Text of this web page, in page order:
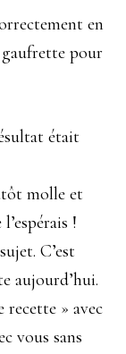
en
gaufrette pour
était
molle et
!
C’est
aujourd’hui.
recette » avec
vous sans